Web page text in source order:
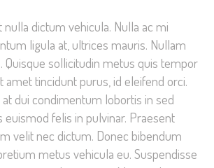
nulla dictum vehicula. Nulla ac mi
ligula at, ultrices mauris. Nullam
Quisque sollicitudin metus quis tempor
amet tincidunt purus, id eleifend orci.
dui condimentum lobortis in sed
euismod felis in pulvinar. Praesent
velit nec dictum. Donec bibendum
metus vehicula eu. Suspendisse